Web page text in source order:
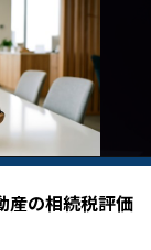
の相続税評価